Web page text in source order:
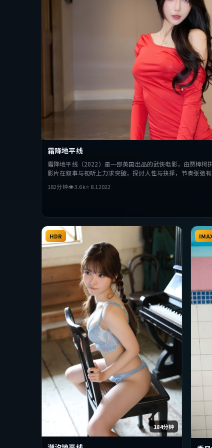
霜降地平线
霜降地平线（2022）是一部英国出品的武侠电影，由贾樟柯
影片在叙事与视听上力求突破，探讨人性与抉择，节奏张弛
182分钟👁3.6k⭐ 8.12022
184分钟
HDR